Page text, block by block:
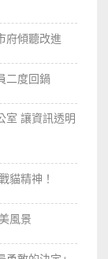
府傾聽改進
二度回鍋
室 讓資訊透明
貓精神！
風景